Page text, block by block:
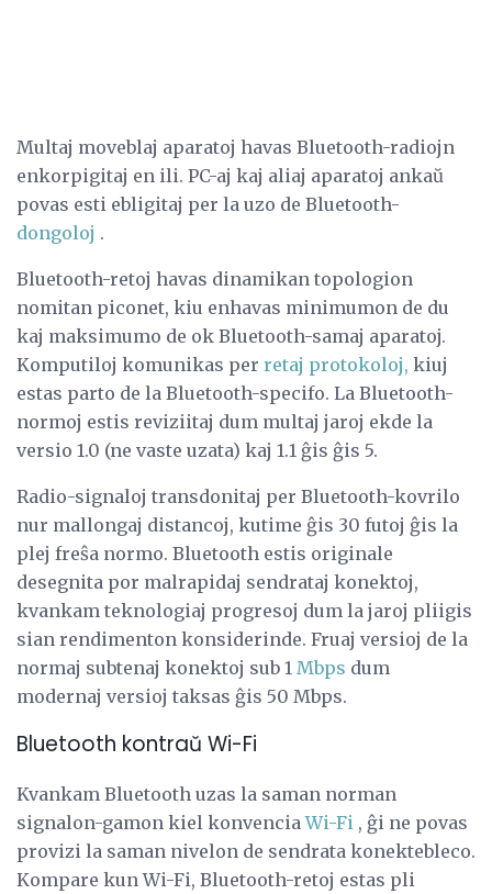
Multaj moveblaj aparatoj havas Bluetooth-radiojn
enkorpigitaj en ili. PC-aj kaj aliaj aparatoj ankaŭ
povas esti ebligitaj per la uzo de Bluetooth-
dongoloj .
Bluetooth-retoj havas dinamikan topologion
nomitan piconet, kiu enhavas minimumon de du
kaj maksimumo de ok Bluetooth-samaj aparatoj.
Komputiloj komunikas per retaj protokoloj, kiuj
estas parto de la Bluetooth-specifo. La Bluetooth-
normoj estis reviziitaj dum multaj jaroj ekde la
versio 1.0 (ne vaste uzata) kaj 1.1 ĝis ĝis 5.
Radio-signaloj transdonitaj per Bluetooth-kovrilo
nur mallongaj distancoj, kutime ĝis 30 futoj ĝis la
plej freŝa normo. Bluetooth estis originale
desegnita por malrapidaj sendrataj konektoj,
kvankam teknologiaj progresoj dum la jaroj pliigis
sian rendimenton konsiderinde. Fruaj versioj de la
normaj subtenaj konektoj sub 1 Mbps dum
modernaj versioj taksas ĝis 50 Mbps.
Bluetooth kontraŭ Wi-Fi
Kvankam Bluetooth uzas la saman norman
signalon-gamon kiel konvenciaWi-Fi , ĝi ne povas
provizi la saman nivelon de sendrata konektebleco.
Kompare kun Wi-Fi, Bluetooth-retoj estas pli